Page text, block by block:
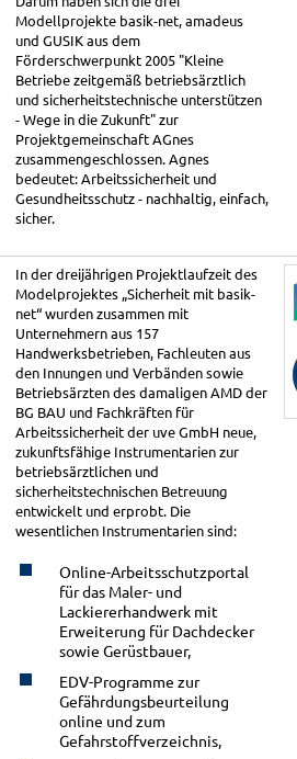
Modellprojekte basik-net, amadeus
und GUSIK aus dem
Förderschwerpunkt 2005 "Kleine
Betriebe zeitgemäß betriebsärztlich
und sicherheitstechnische unterstützen
- Wege in die Zukunft" zur
Projektgemeinschaft AGnes
zusammengeschlossen. Agnes
bedeutet: Arbeitssicherheit und
Gesundheitsschutz - nachhaltig, einfach,
sicher.
In der dreijährigen Projektlaufzeit des
Modelprojektes „Sicherheit mit basik-
net“ wurden zusammen mit
Unternehmern aus 157
Handwerksbetrieben, Fachleuten aus
den Innungen und Verbänden sowie
Betriebsärzten des damaligen AMD der
BG BAU und Fachkräften für
Arbeitssicherheit der uve GmbH neue,
zukunftsfähige Instrumentarien zur
betriebsärztlichen und
sicherheitstechnischen Betreuung
entwickelt und erprobt. Die
wesentlichen Instrumentarien sind:
Online-Arbeitsschutzportal
für das Maler- und
Lackiererhandwerk mit
Erweiterung für Dachdecker
sowie Gerüstbauer,
EDV-Programme zur
Gefährdungsbeurteilung
online und zum
Gefahrstoffverzeichnis,